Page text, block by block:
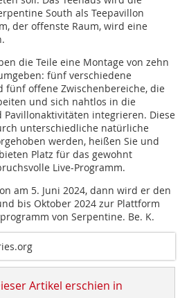
South als Teepavillon
der offenste Raum, wird eine
die Teile eine Montage von zehn
fünf verschiedene
fünf offene Zwischenbereiche, die
und sich nahtlos in die
Pavillonaktivitäten integrieren. Diese
unterschiedliche natürliche
werden, heißen Sie und
Platz für das gewohnt
Live-Programm.
am 5. Juni 2024, dann wird er den
bis Oktober 2024 zur Plattform
von Serpentine. Be. K.
Artikel erschien in